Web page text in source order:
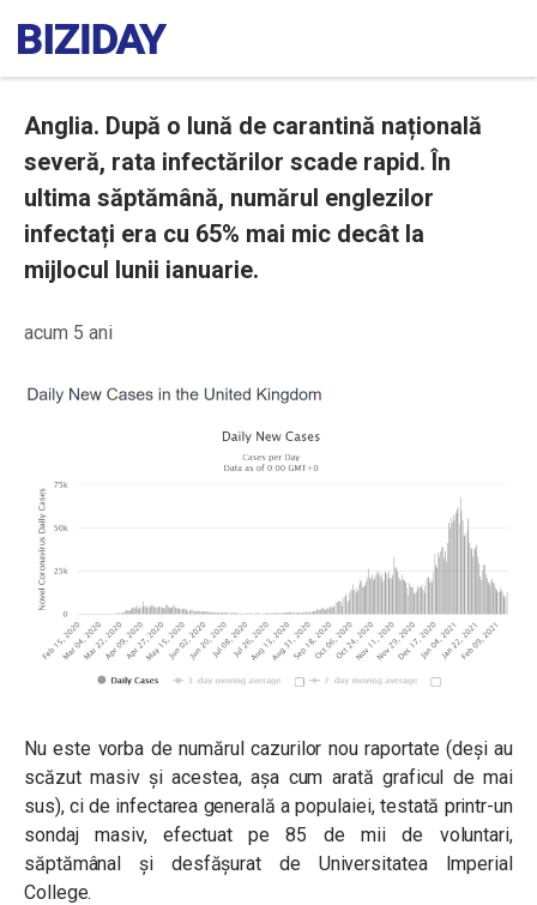
Anglia. După o lună de carantină națională
severă, rata infectărilor scade rapid. În
ultima săptămână, numărul englezilor
infectați era cu 65% mai mic decât la
mijlocul lunii ianuarie.
acum 5 ani
Nu este vorba de numărul cazurilor nou raportate (deși au
scăzut masiv și acestea, așa cum arată graficul de mai
sus), ci de infectarea generală a populaiei, testată printr-un
sondaj masiv, efectuat pe 85 de mii de voluntari,
săptămânal și desfășurat de Universitatea Imperial
College.